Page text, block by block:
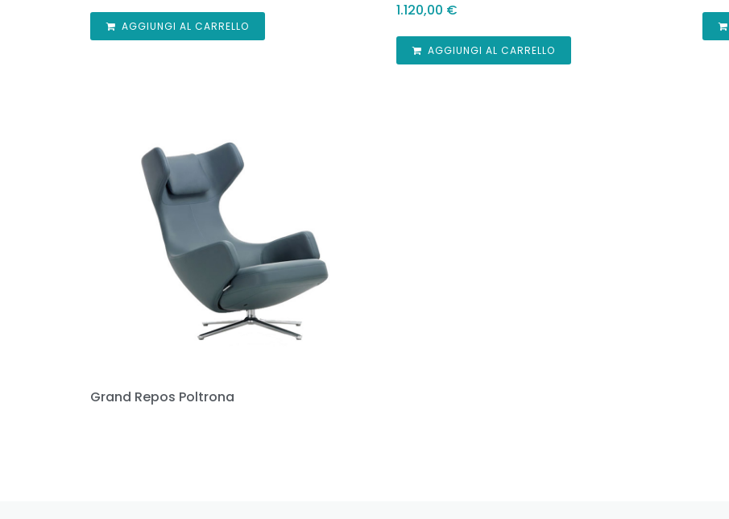
AGGIUNGI AL CARRELLO
1.120,00 €
AGGIUNGI AL CARRELLO
Grand Repos Poltrona